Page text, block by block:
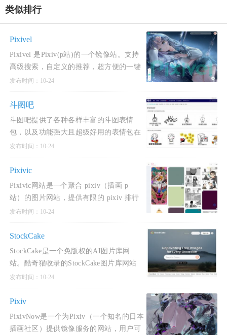
类似排行
Pixivel
Pixivel 是Pixiv(p站)的一个镜像站。支持
高级搜索，自定义的推荐，超方便的一键
下载图片！还支持登录收藏和关注插画
奇猫网分享的Pixivel网站，可
发布时间：10-24
斗图吧
斗图吧提供了各种各样丰富的斗图表情
包，以及功能强大且超级好用的表情包在
线制作器和GIF动图制作工具，你可以在
包。斗图吧是一个专注于
发布时间：10-24
Pixivic
Pixivic网站是一个聚合 pixiv（插画 p
站）的图片网站，提供有限的 pixiv 排行
查看与免费高级会员 (热门排序) 搜索的站
容，符合社会主义核心
发布时间：10-24
StockCake
StockCake是一个免版权的AI图片库网
站。酷奇猫收录的StockCake图片库网站
内图片全部由AI生成，免版权可商用，无
StockCake图库网站无需注册，即可免
发布时间：10-24
Pixiv
PixivNow是一个为Pixiv（一个知名的日本
插画社区）提供镜像服务的网站，用户可